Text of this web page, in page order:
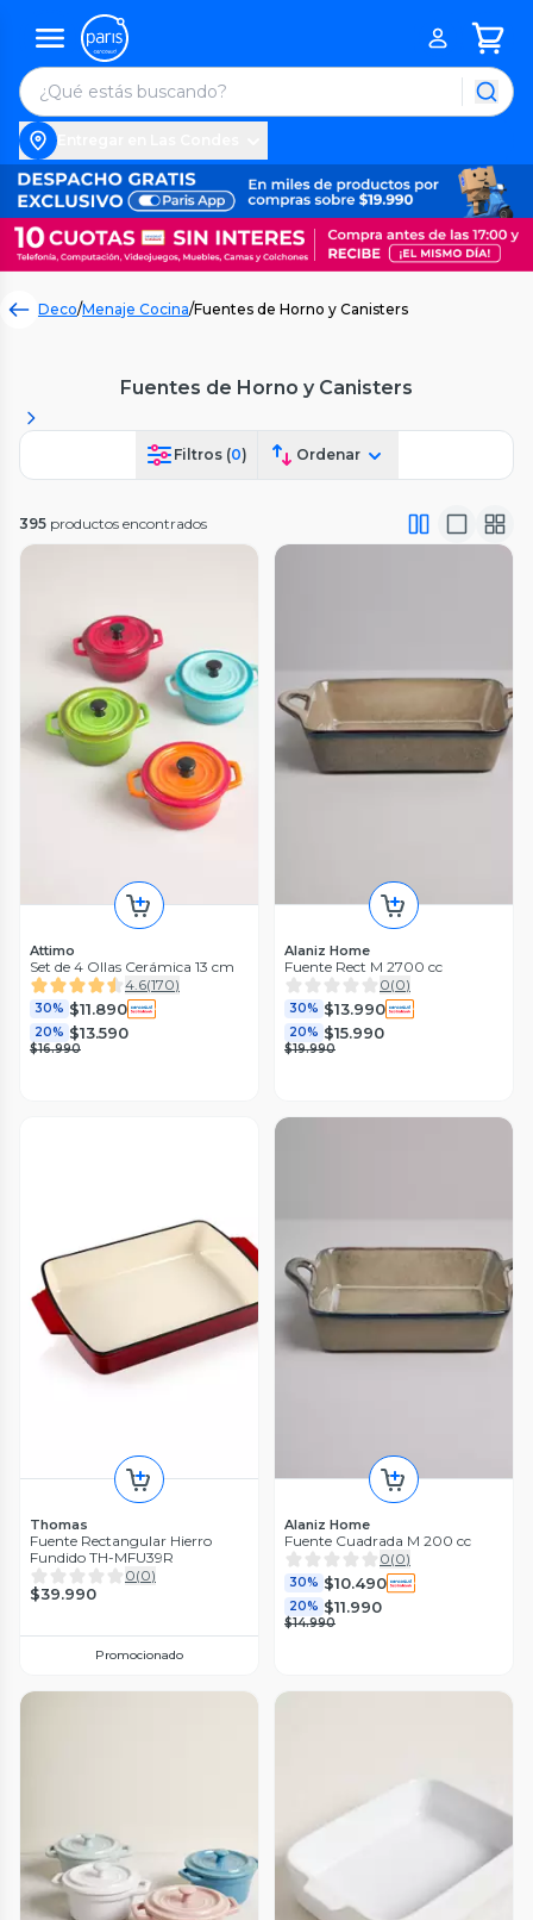
Deco/Menaje Cocina/Fuentes de Horno y Canisters
Fuentes de Horno y Canisters
Filtros (0) Ordenar
395 productos encontrados
Attimo
Set de 4 Ollas Cerámica 13 cm
4.6(170)
30% $11.890
20% $13.590
$16.990
Alaniz Home
Fuente Rect M 2700 cc
0(0)
30% $13.990
20% $15.990
$19.990
Thomas
Fuente Rectangular Hierro
Fundido TH-MFU39R
0(0)
$39.990
Promocionado
Alaniz Home
Fuente Cuadrada M 200 cc
0(0)
30% $10.490
20% $11.990
$14.990